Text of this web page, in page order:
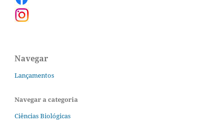
Navegar
Lançamentos
Navegar a categoria
Ciências Biológicas